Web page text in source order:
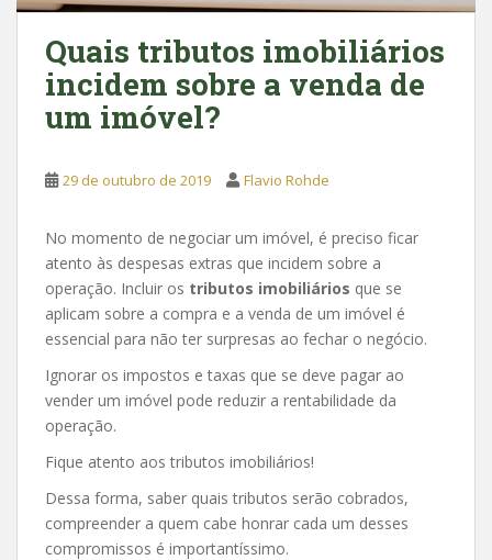
Quais tributos imobiliários
incidem sobre a venda de
um imóvel?
29 de outubro de 2019 Flavio Rohde
No momento de negociar um imóvel, é preciso ficar
atento às despesas extras que incidem sobre a
operação. Incluir os tributos imobiliários que se
aplicam sobre a compra e a venda de um imóvel é
essencial para não ter surpresas ao fechar o negócio.
Ignorar os impostos e taxas que se deve pagar ao
vender um imóvel pode reduzir a rentabilidade da
operação.
Fique atento aos tributos imobiliários!
Dessa forma, saber quais tributos serão cobrados,
compreender a quem cabe honrar cada um desses
compromissos é importantíssimo.